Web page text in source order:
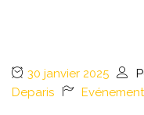
30 janvier 2025
Deparis